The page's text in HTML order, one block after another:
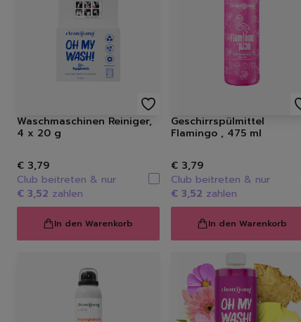
Waschmaschinen Reiniger,
4 x 20 g
€ 3,79
Club beitreten & nur
€ 3,52 zahlen
In den Warenkorb
Geschirrspülmittel
Flamingo , 475 ml
€ 3,79
Club beitreten & nur
€ 3,52 zahlen
In den Warenkorb